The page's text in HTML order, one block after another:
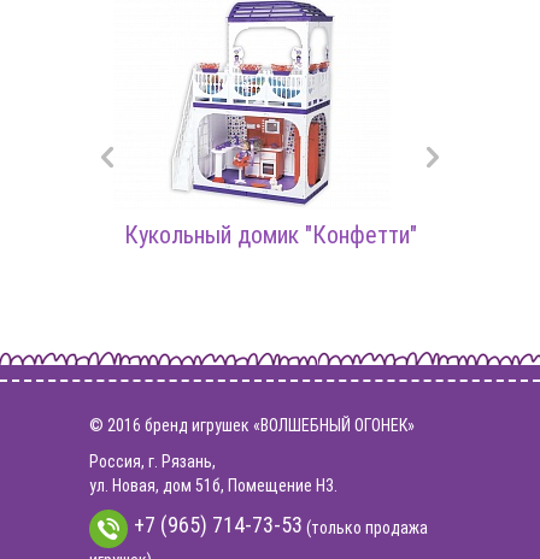
Кукольный домик "Конфетти"
© 2016 бренд игрушек «ВОЛШЕБНЫЙ ОГОНЕК»
Россия, г. Рязань,
ул. Новая, дом 51б, Помещение Н3.
+7 (965) 714-73-53 (только продажа